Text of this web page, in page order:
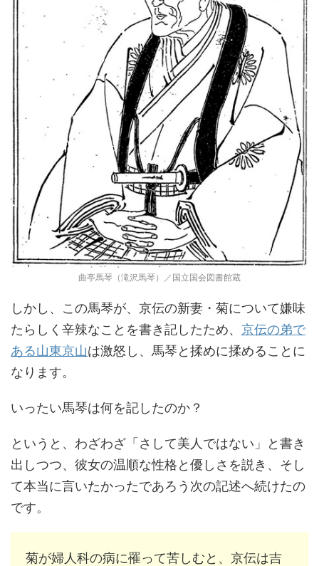
曲亭馬琴（滝沢馬琴）／国立国会図書館蔵
しかし、この馬琴が、京伝の新妻・菊について嫌味
たらしく辛辣なことを書き記したため、 京伝の弟で
ある山東京山は激怒し、馬琴と揉めに揉めることに
なります。
いったい馬琴は何を記したのか？
というと、わざわざ「さして美人ではない」と書き
出しつつ、彼女の温順な性格と優しさを説き、そし
て本当に言いたかったであろう次の記述へ続けたの
です。
菊が婦人科の病に罹って苦しむと、京伝は吉